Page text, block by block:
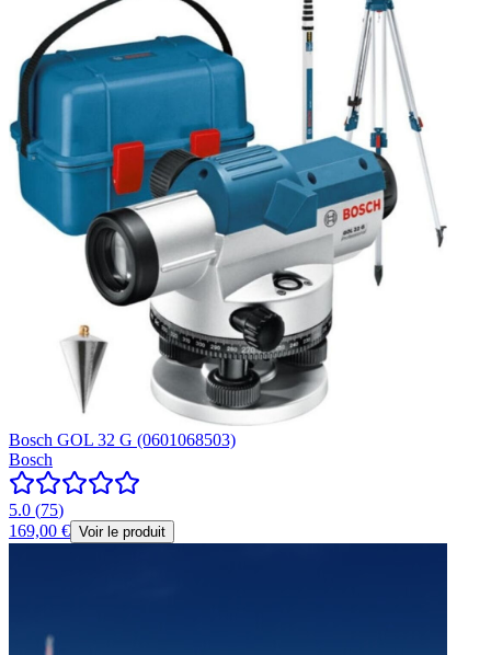
Bosch GOL 32 G (0601068503)
Bosch
5.0 (75)
169,00 € Voir le produit